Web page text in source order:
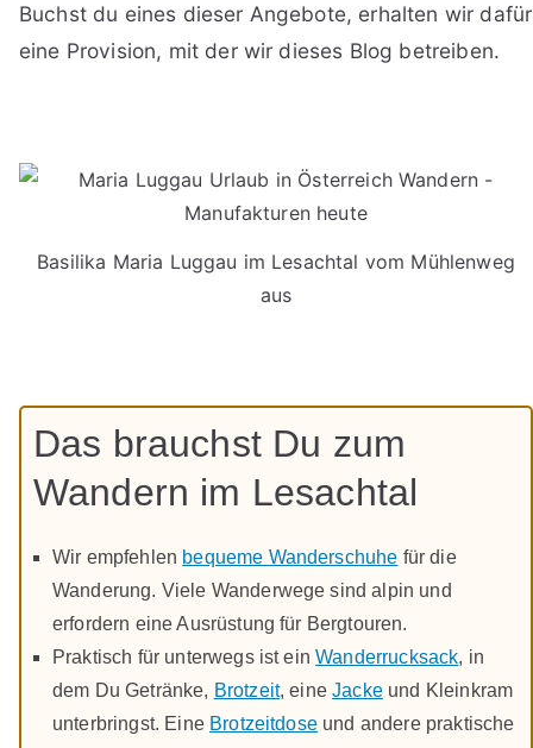
Buchst du eines dieser Angebote, erhalten wir dafür
eine Provision, mit der wir dieses Blog betreiben.
Basilika Maria Luggau im Lesachtal vom Mühlenweg
aus
Das brauchst Du zum
Wandern im Lesachtal
Wir empfehlen bequeme Wanderschuhe für die
Wanderung. Viele Wanderwege sind alpin und
erfordern eine Ausrüstung für Bergtouren.
Praktisch für unterwegs ist einWanderrucksack, in
dem Du Getränke, Brotzeit, eineJackeund Kleinkram
unterbringst. Eine Brotzeitdoseund andere praktische